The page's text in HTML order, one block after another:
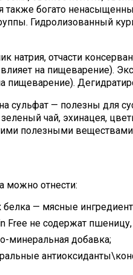
также богато
Гидролизованный
натрия, отчасти
на пищеварение).
пищеварение).
сульфат — полезны для
чай, эхинацея,
полезными
можно отнести:
белка — мясные
Free не содержат
минеральная добавка;